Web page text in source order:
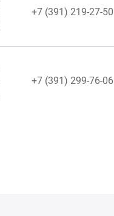
+7 (391) 219-27-50
+7 (391) 299-76-06